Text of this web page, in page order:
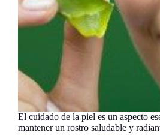
El cuidado de la piel es un aspecto
mantener un rostro saludable y